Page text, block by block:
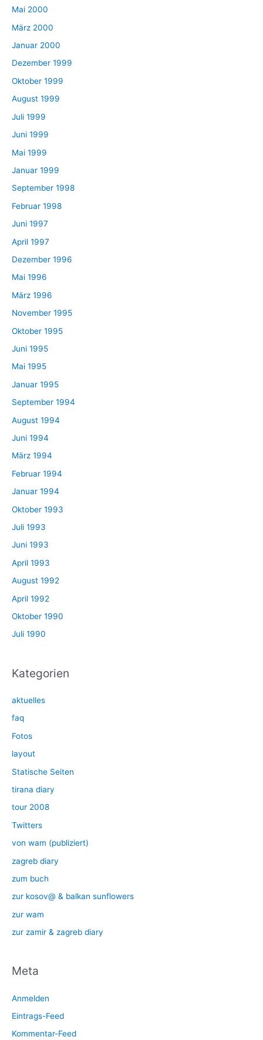
Mai 2000
März 2000
Januar 2000
Dezember 1999
Oktober 1999
August 1999
Juli 1999
Juni 1999
Mai 1999
Januar 1999
September 1998
Februar 1998
Juni 1997
April 1997
Dezember 1996
Mai 1996
März 1996
November 1995
Oktober 1995
Juni 1995
Mai 1995
Januar 1995
September 1994
August 1994
Juni 1994
März 1994
Februar 1994
Januar 1994
Oktober 1993
Juli 1993
Juni 1993
April 1993
August 1992
April 1992
Oktober 1990
Juli 1990
Kategorien
aktuelles
faq
Fotos
layout
Statische Seiten
tirana diary
tour 2008
Twitters
von wam (publiziert)
zagreb diary
zum buch
zur kosov@ & balkan sunflowers
zur wam
zur zamir & zagreb diary
Meta
Anmelden
Eintrags-Feed
Kommentar-Feed